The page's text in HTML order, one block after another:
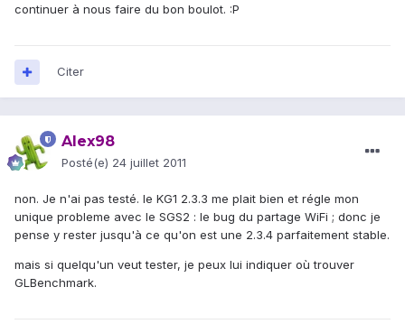
continuer à nous faire du bon boulot. :P
Citer
Alex98
Posté(e) 24 juillet 2011
non. Je n'ai pas testé. le KG1 2.3.3 me plait bien et régle mon
unique probleme avec le SGS2 : le bug du partage WiFi ; donc je
pense y rester jusqu'à ce qu'on est une 2.3.4 parfaitement stable.
mais si quelqu'un veut tester, je peux lui indiquer où trouver
GLBenchmark.